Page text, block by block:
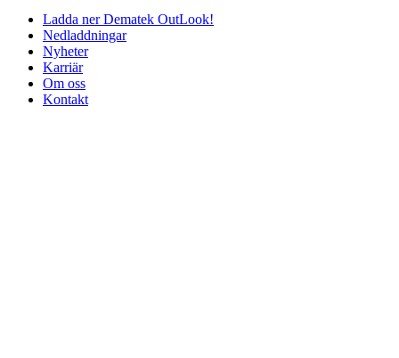
Ladda ner Dematek OutLook!
Nedladdningar
Nyheter
Karriär
Om oss
Kontakt